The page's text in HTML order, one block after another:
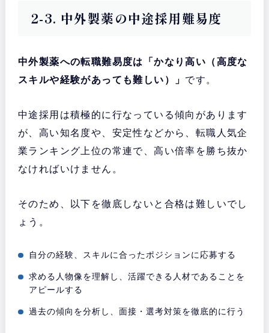
2-3. 中外製薬の中途採用難易度
中外製薬への転職難易度は「かなり高い（高度な
スキルや経験があっても難しい）」 です。
中途採用は積極的に行なっている傾向があります
が、高い知名度や、安定性などから、転職人気企
業ランキング上位の常連で、高い倍率を勝ち抜か
なければいけません。
そのため、以下を徹底しないと合格は難しいでし
ょう。
自分の経験、スキルに合ったポジションに応募する
求める人物像を理解し、活躍できる人材であることを
アピールする
過去の傾向を分析し、面接・選考対策を徹底的に行う